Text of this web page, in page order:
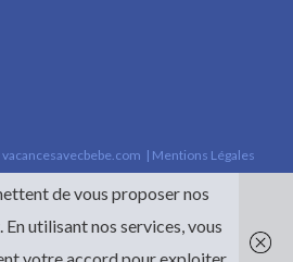
vacancesavecbebe.com | Mentions Légales
de vous proposer nos
utilisant nos services, vous